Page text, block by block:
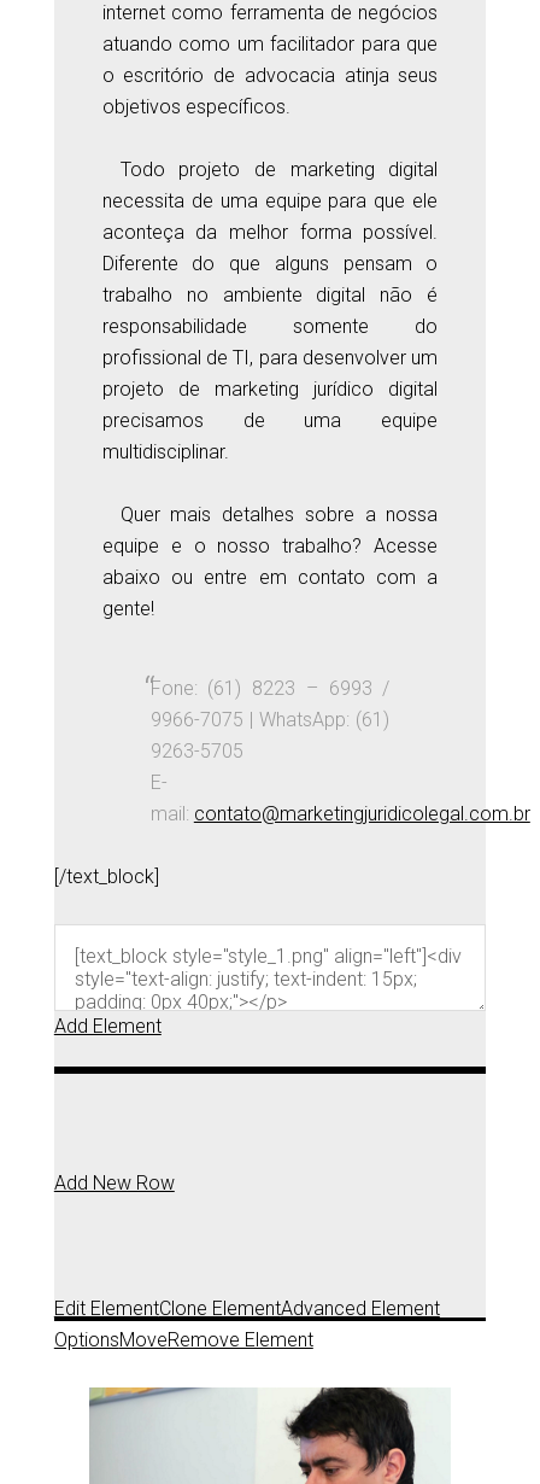
internet como ferramenta de negócios
atuando como um facilitador para que
o escritório de advocacia atinja seus
objetivos específicos.
Todo projeto de marketing digital
necessita de uma equipe para que ele
aconteça da melhor forma possível.
Diferente do que alguns pensam o
trabalho no ambiente digital não é
responsabilidade somente do
profissional de TI, para desenvolver um
projeto de marketing jurídico digital
precisamos de uma equipe
multidisciplinar.
Quer mais detalhes sobre a nossa
equipe e o nosso trabalho? Acesse
abaixo ou entre em contato com a
gente!
Fone: (61) 8223 – 6993 /
9966-7075 | WhatsApp: (61)
9263-5705
E-
mail: contato@marketingjuridicolegal.com.br
[/text_block]
Add Element
Add New Row
Edit ElementClone ElementAdvanced Element
OptionsMoveRemove Element